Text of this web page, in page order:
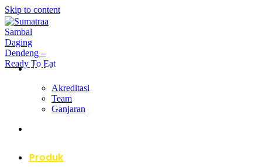
Skip to content
Halaman Utama
Akreditasi
Team
Ganjaran
Produk